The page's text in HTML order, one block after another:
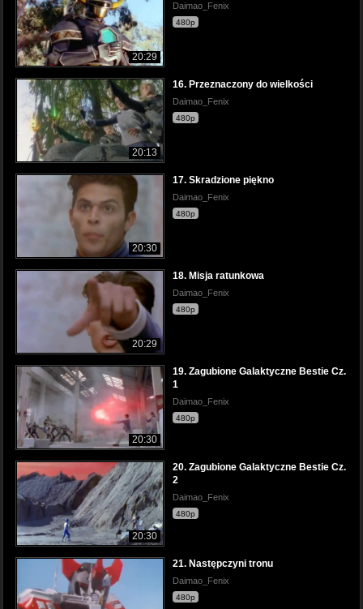
20:29
Daimao_Fenix
480p
20:13
16. Przeznaczony do wielkości
Daimao_Fenix
480p
20:30
17. Skradzione piękno
Daimao_Fenix
480p
20:29
18. Misja ratunkowa
Daimao_Fenix
480p
20:30
19. Zagubione Galaktyczne Bestie Cz.
1
Daimao_Fenix
480p
20:30
20. Zagubione Galaktyczne Bestie Cz.
2
Daimao_Fenix
480p
21. Następczyni tronu
Daimao_Fenix
480p